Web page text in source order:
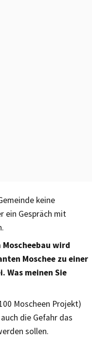
keine
ein Gespräch mit
wird
Moschee zu einer
Was meinen Sie
Moscheen Projekt)
die Gefahr das
sollen.